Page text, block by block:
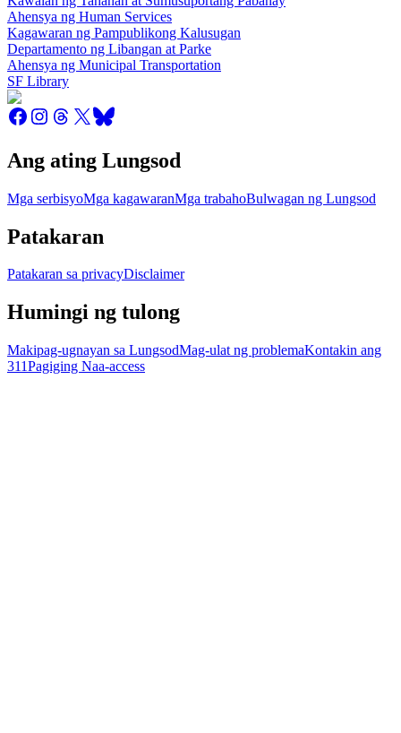
Ahensya ng Human Services
Kagawaran ng Pampublikong Kalusugan
Departamento ng Libangan at Parke
Ahensya ng Municipal Transportation
SF Library
Ang ating Lungsod
Mga serbisyoMga kagawaranMga trabahoBulwagan ng Lungsod
Patakaran
Patakaran sa privacyDisclaimer
Humingi ng tulong
Makipag-ugnayan sa LungsodMag-ulat ng problemaKontakin ang
311Pagiging Naa-access